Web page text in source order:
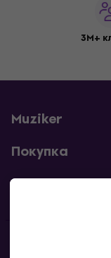
3M+
Muziker
Покупка
Полезни